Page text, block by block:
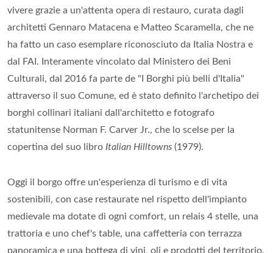
vivere grazie a un'attenta opera di restauro, curata dagli
architetti Gennaro Matacena e Matteo Scaramella, che ne
ha fatto un caso esemplare riconosciuto da Italia Nostra e
dal FAI. Interamente vincolato dal Ministero dei Beni
Culturali, dal 2016 fa parte de "I Borghi più belli d'Italia"
attraverso il suo Comune, ed è stato definito l'archetipo dei
borghi collinari italiani dall'architetto e fotografo
statunitense Norman F. Carver Jr., che lo scelse per la
copertina del suo libro Italian Hilltowns (1979).
Oggi il borgo offre un'esperienza di turismo e di vita
sostenibili, con case restaurate nel rispetto dell'impianto
medievale ma dotate di ogni comfort, un relais 4 stelle, una
trattoria e uno chef's table, una caffetteria con terrazza
panoramica e una bottega di vini, oli e prodotti del territorio.